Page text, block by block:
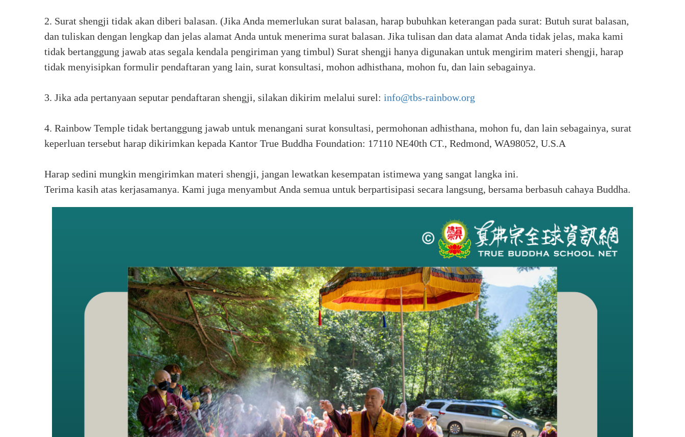
2. Surat shengji tidak akan diberi balasan. (Jika Anda memerlukan surat balasan, harap bubuhkan keterangan pada surat: Butuh surat balasan,
dan tuliskan dengan lengkap dan jelas alamat Anda untuk menerima surat balasan. Jika tulisan dan data alamat Anda tidak jelas, maka kami
tidak bertanggung jawab atas segala kendala pengiriman yang timbul) Surat shengji hanya digunakan untuk mengirim materi shengji, harap
tidak menyisipkan formulir pendaftaran yang lain, surat konsultasi, mohon adhisthana, mohon fu, dan lain sebagainya.
3. Jika ada pertanyaan seputar pendaftaran shengji, silakan dikirim melalui surel: info@tbs-rainbow.org
4. Rainbow Temple tidak bertanggung jawab untuk menangani surat konsultasi, permohonan adhisthana, mohon fu, dan lain sebagainya, surat
keperluan tersebut harap dikirimkan kepada Kantor True Buddha Foundation: 17110 NE40th CT., Redmond, WA98052, U.S.A
Harap sedini mungkin mengirimkan materi shengji, jangan lewatkan kesempatan istimewa yang sangat langka ini.
Terima kasih atas kerjasamanya. Kami juga menyambut Anda semua untuk berpartisipasi secara langsung, bersama berbasuh cahaya Buddha.